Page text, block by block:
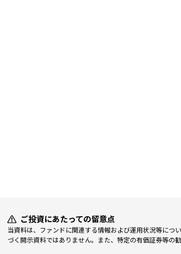
ご投資にあたっての留意点
当資料は、ファンドに関連する情報および運用状況等につ
づく開示資料ではありません。また、特定の有価証券等の